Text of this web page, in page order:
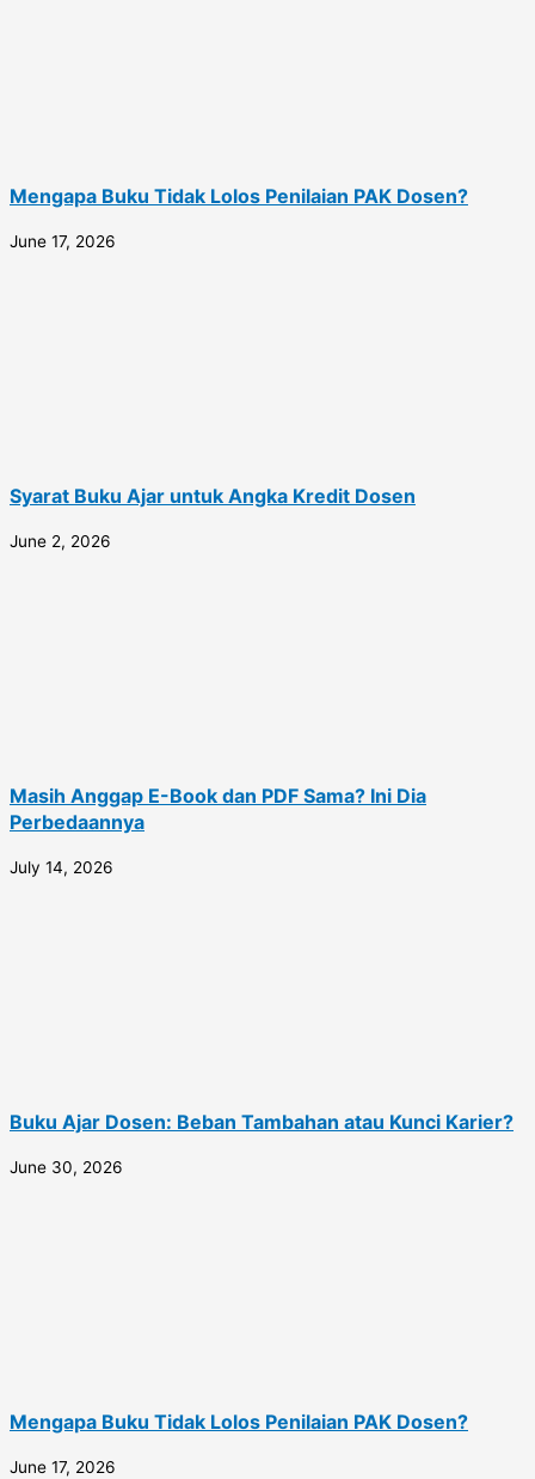
Mengapa Buku Tidak Lolos Penilaian PAK Dosen?
June 17, 2026
Syarat Buku Ajar untuk Angka Kredit Dosen
June 2, 2026
Masih Anggap E-Book dan PDF Sama? Ini Dia
Perbedaannya
July 14, 2026
Buku Ajar Dosen: Beban Tambahan atau Kunci Karier?
June 30, 2026
Mengapa Buku Tidak Lolos Penilaian PAK Dosen?
June 17, 2026